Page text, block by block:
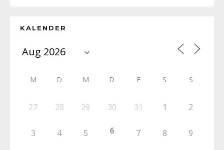
KALENDER
M D M D F S S
27 28 29 30 31 1 2
3 4 5 6 7 8 9